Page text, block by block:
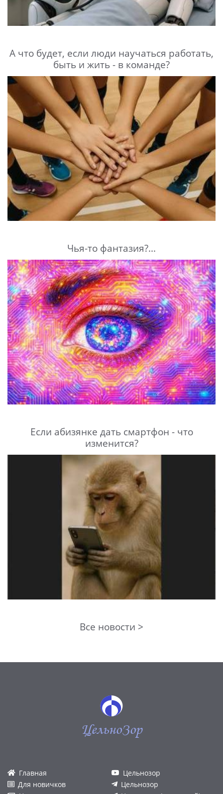
А что будет, если люди научаться работать,
быть и жить - в команде?
Чья-то фантазия?...
Если абизянке дать смартфон - что
изменится?
Все новости >
ЦельноЗор
Главная
Для новичков
Цельнозор
Цельнозор